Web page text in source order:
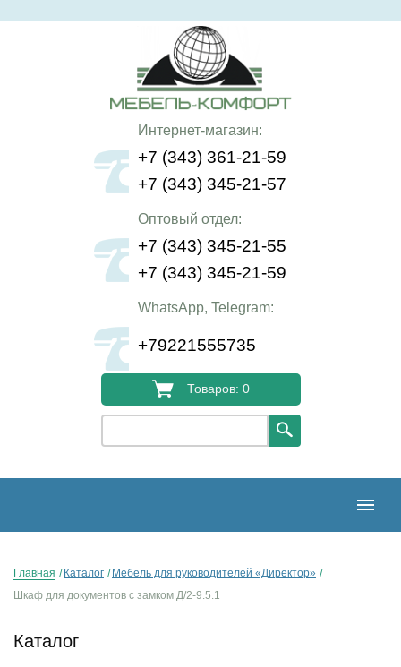
Главная Каталог
Мебель для руководителей «Директор»
Шкаф для документов с замком Д/2-9.5.1
Каталог
Интернет-магазин:
+7 (343) 361-21-59
+7 (343) 345-21-57
Оптовый отдел:
+7 (343) 345-21-55
+7 (343) 345-21-59
WhatsApp, Telegram:
+79221555735
Товаров: 0